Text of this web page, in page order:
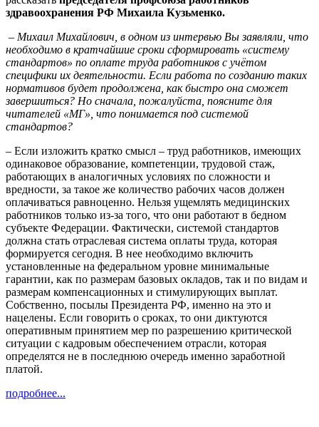
здравоохранения РФ Михаила Кузьменко.
– Михаил Михайлович, в одном из интервью Вы заявляли, что
необходимо в кратчайшие сроки сформировать «систему
стандартов» по оплате труда работников с учётом
специфики их деятельности. Если работа по созданию таких
нормативов будет продолжена, как быстро она сможет
завершиться? Но сначала, пожалуйста, поясните для
читателей «МГ», что понимается под системой
стандартов?
– Если изложить кратко смысл – труд работников, имеющих
одинаковое образование, компетенции, трудовой стаж,
работающих в аналогичных условиях по сложности и
вредности, за такое же количество рабочих часов должен
оплачиваться равноценно. Нельзя ущемлять медицинских
работников только из-за того, что они работают в бедном
субъекте Федерации. Фактически, системой стандартов
должна стать отраслевая система оплаты труда, которая
формируется сегодня. В нее необходимо включить
установленные на федеральном уровне минимальные
гарантии, как по размерам базовых окладов, так и по видам и
размерам компенсационных и стимулирующих выплат.
Собственно, посылы Президента РФ, именно на это и
нацелены. Если говорить о сроках, то они диктуются
оперативным принятием мер по разрешению критической
ситуации с кадровым обеспечением отрасли, которая
определятся не в последнюю очередь именно заработной
платой.
подробнее...